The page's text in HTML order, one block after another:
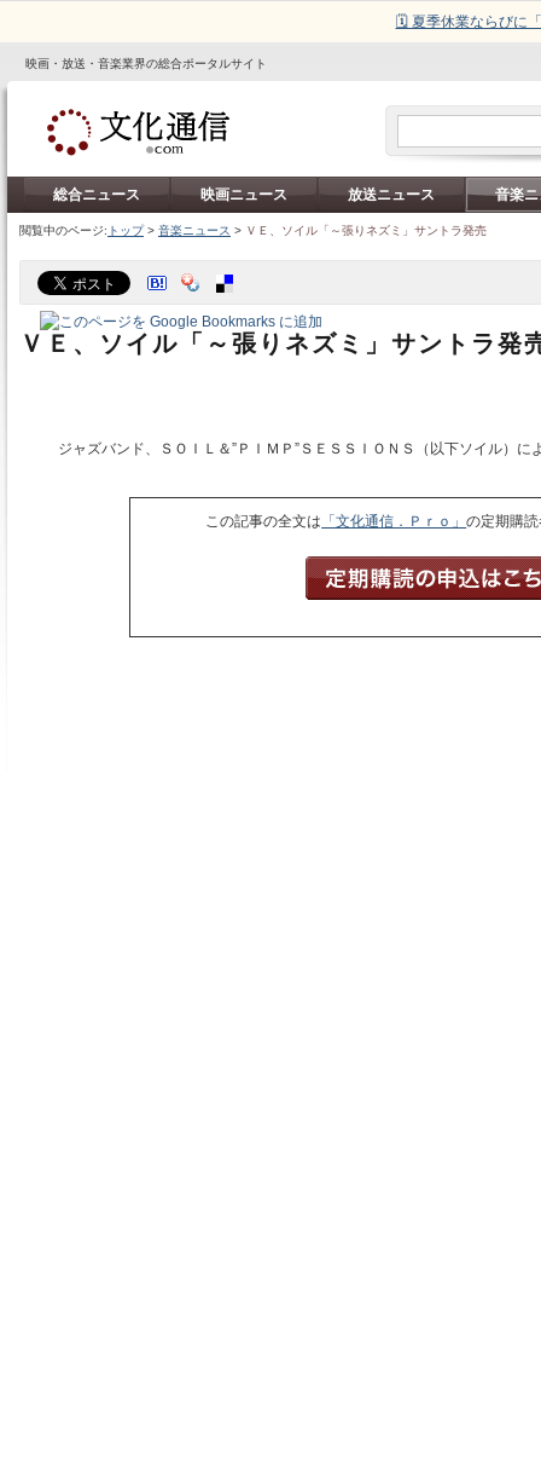
🗓️ 夏季休業ならびに
映画・放送・音楽業界の総合ポータルサイト
総合ニュース 映画ニュース 放送ニュース 音楽
閲覧中のページ: トップ> 音楽ニュース > ＶＥ、ソイル「～張りネズミ」サントラ発売
ＶＥ、ソイル「～張りネズミ」サントラ発
ジャズバンド、ＳＯＩＬ＆”ＰＩＭＰ”ＳＥＳＳＩＯＮＳ（以下ソイル）
この記事の全文は 「文化通信．Ｐｒｏ」の定期購